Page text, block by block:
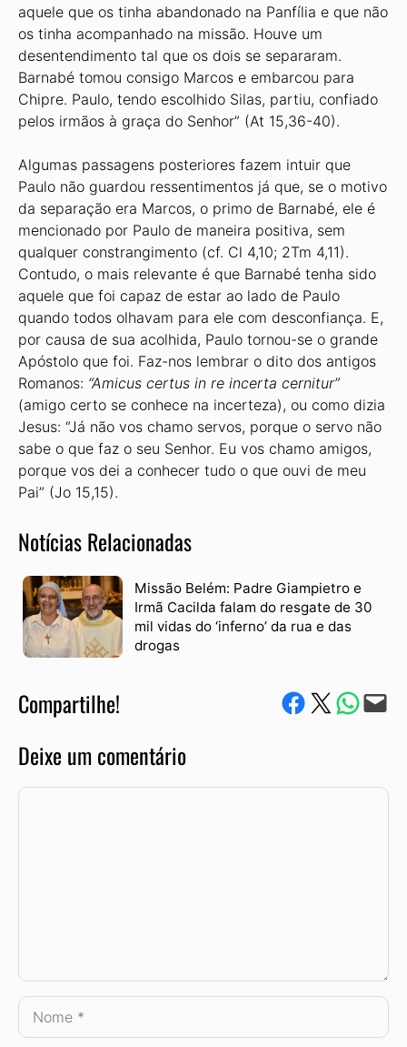
aquele que os tinha abandonado na Panfília e que não
os tinha acompanhado na missão. Houve um
desentendimento tal que os dois se separaram.
Barnabé tomou consigo Marcos e embarcou para
Chipre. Paulo, tendo escolhido Silas, partiu, confiado
pelos irmãos à graça do Senhor” (At 15,36-40).
Algumas passagens posteriores fazem intuir que
Paulo não guardou ressentimentos já que, se o motivo
da separação era Marcos, o primo de Barnabé, ele é
mencionado por Paulo de maneira positiva, sem
qualquer constrangimento (cf. Cl 4,10; 2Tm 4,11).
Contudo, o mais relevante é que Barnabé tenha sido
aquele que foi capaz de estar ao lado de Paulo
quando todos olhavam para ele com desconfiança. E,
por causa de sua acolhida, Paulo tornou-se o grande
Apóstolo que foi. Faz-nos lembrar o dito dos antigos
Romanos: “Amicus certus in re incerta cernitur”
(amigo certo se conhece na incerteza), ou como dizia
Jesus: “Já não vos chamo servos, porque o servo não
sabe o que faz o seu Senhor. Eu vos chamo amigos,
porque vos dei a conhecer tudo o que ouvi de meu
Pai” (Jo 15,15).
Notícias Relacionadas
Missão Belém: Padre Giampietro e
Irmã Cacilda falam do resgate de 30
mil vidas do ‘inferno’ da rua e das
drogas
Compartilhe! Compartilhe no Facebook
Compartilhe no Twitter
Compartile via
Envie via e-mail
Deixe um comentário
Comentário
Nome